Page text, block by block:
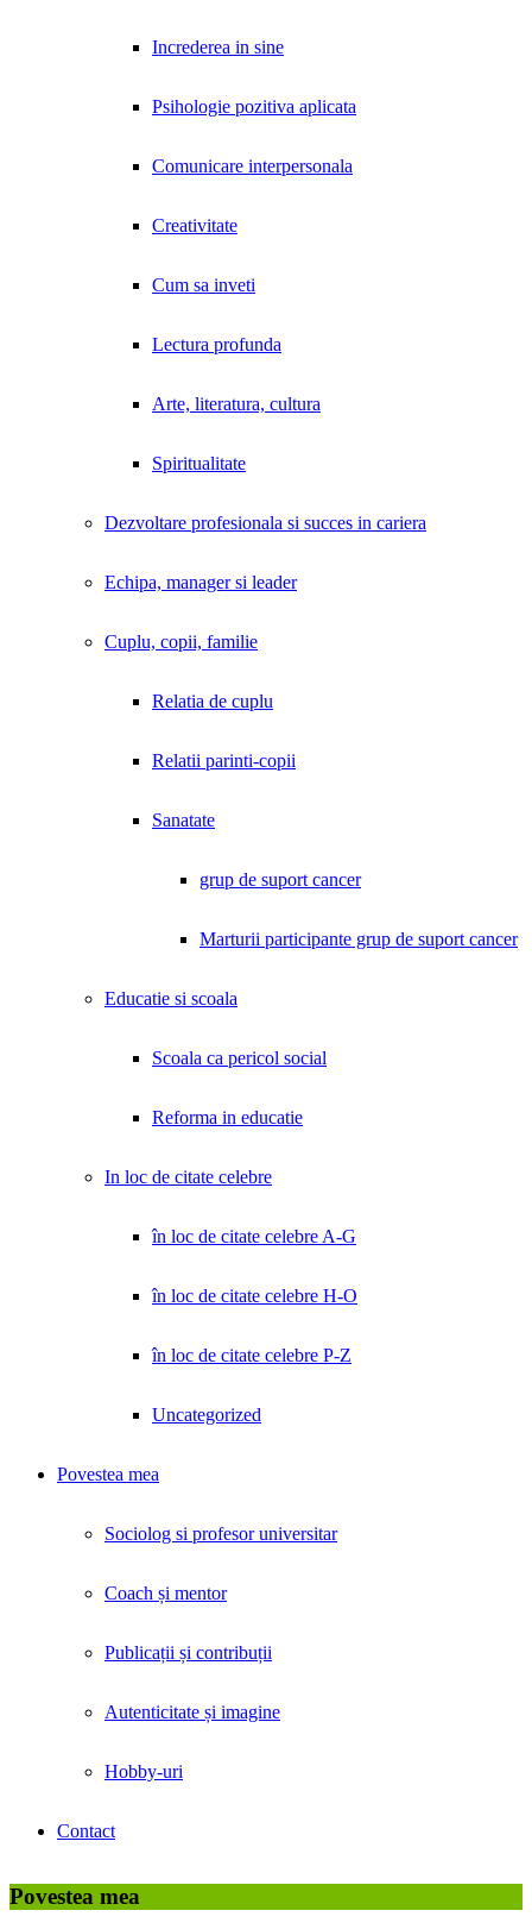
Increderea in sine
Psihologie pozitiva aplicata
Comunicare interpersonala
Creativitate
Cum sa inveti
Lectura profunda
Arte, literatura, cultura
Spiritualitate
Dezvoltare profesionala si succes in cariera
Echipa, manager si leader
Cuplu, copii, familie
Relatia de cuplu
Relatii parinti-copii
Sanatate
grup de suport cancer
Marturii participante grup de suport cancer
Educatie si scoala
Scoala ca pericol social
Reforma in educatie
In loc de citate celebre
în loc de citate celebre A-G
în loc de citate celebre H-O
în loc de citate celebre P-Z
Uncategorized
Povestea mea
Sociolog si profesor universitar
Coach și mentor
Publicații și contribuții
Autenticitate și imagine
Hobby-uri
Contact
Povestea mea